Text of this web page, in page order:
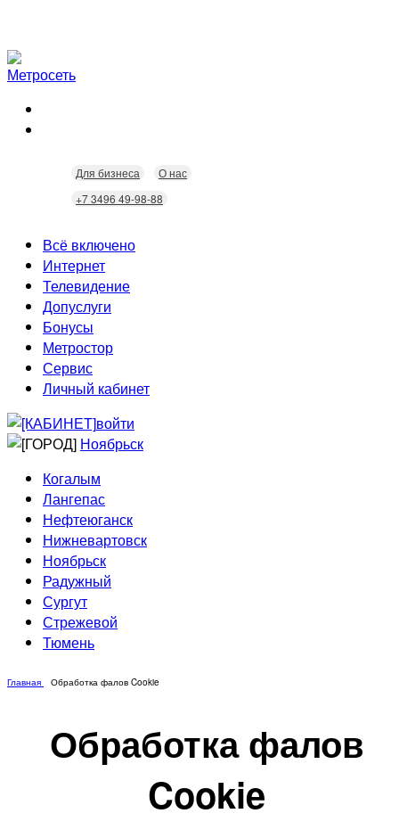
Для бизнеса
О нас
+7 3496 49-98-88
Всё включено
Интернет
Скорость
Безопасность
Wi-Fi
Технологии
Телевидение
Кабельное ТВ
Интерактивное ТВ
Допуслуги
Видеонаблюдение
Городские камеры
Домофония
Бонусы
Статусы
Бонусы
Скидки
Метростор
Сервис
Неисправности
Домовые сети
Личный кабинет
войти
Ноябрьск
Когалым
Лангепас
Нефтеюганск
Нижневартовск
Ноябрьск
Радужный
Сургут
Стрежевой
Тюмень
Главная Обработка фалов Cookie
Обработка фалов
Cookie